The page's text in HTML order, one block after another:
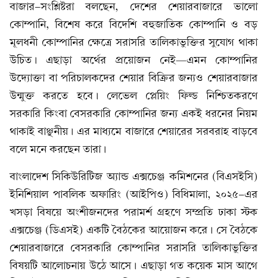
বাজার-সংশ্লিষ্টরা বলছেন, দেশের শেয়ারবাজারে ভালো
কোম্পানি, বিশেষ করে বিদেশি বহুজাতিক কোম্পানি ও বড়
মূলধনী কোম্পানির ক্ষেত্রে সরাসরি তালিকাভুক্তির সুযোগ থাকা
উচিত। এছাড়া অর্থের প্রয়োজন নেই—এমন কোম্পানির
উদ্যোক্তা বা পরিচালকদের শেয়ার বিক্রির জন্যও শেয়ারবাজার
উন্মুক্ত করতে হবে। লেভেল প্লেয়িং ফিল্ড নিশ্চিতকরণে
সরকারি কিংবা বেসরকারি কোম্পানির জন্য একই ধরনের নিয়ম
থাকাই বাঞ্ছনীয়। এর মাধ্যমে বাজারে শেয়ারের সরবরাহ বাড়বে
বলে মনে করছেন তারা।
বাংলাদেশ সিকিউরিটিজ অ্যান্ড এক্সচেঞ্জ কমিশনের (বিএসইসি)
ইনিশিয়াল পাবলিক অফারিং (আইপিও) বিধিমালা, ২০২৫-এর
খসড়া বিষয়ে অংশীজনদের পরামর্শ গ্রহণে সম্প্রতি ঢাকা স্টক
এক্সচেঞ্জ (ডিএসই) একটি বৈঠকের আয়োজন করে। সে বৈঠকে
শেয়ারবাজারে বেসরকারি কোম্পানির সরাসরি তালিকাভুক্তির
বিষয়টি আলোচনায় উঠে আসে। এছাড়া গত কয়েক মাস আগে